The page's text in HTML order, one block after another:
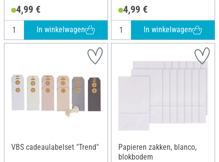
4,99 €
In winkelwagen
Karton
4,99 €
In winkelwagen
VBS cadeaulabelset "Trend"
Papieren zakken, blanco,
blokbodem